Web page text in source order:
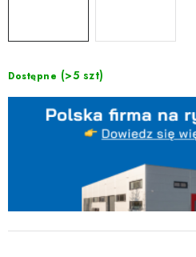
Dostępne (>5 szt)